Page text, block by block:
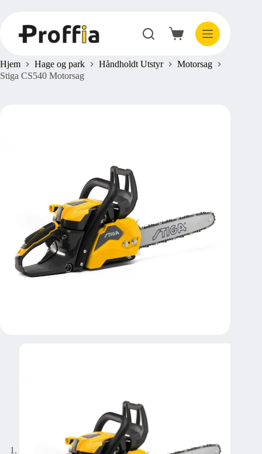
innholdet
Handlekurv
Hjem Hage og park Håndholdt Utstyr
Motorsag
Stiga CS540 Motorsag